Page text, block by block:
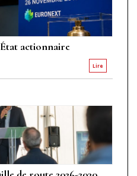
actionnaire
Lire